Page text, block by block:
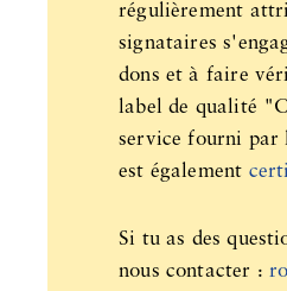
régulièrement
signataires
dons et à faire
label de qualité
service fourni par
est également
Si tu as des
nous contacter :